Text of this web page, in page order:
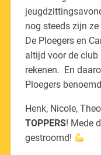
nog steeds zijn
De Ploegers en
altijd voor de
rekenen. En
Ploegers
Henk, Nicole,
TOPPERS! Mede
gestroomd!